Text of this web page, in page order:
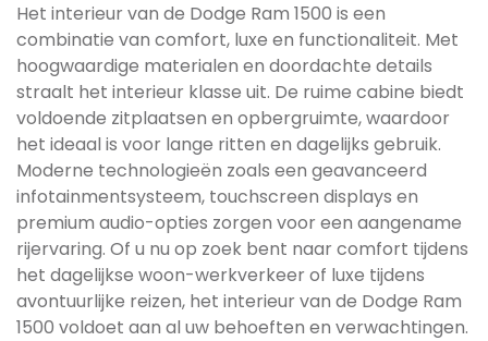
Het interieur van de Dodge Ram 1500 is een
combinatie van comfort, luxe en functionaliteit. Met
hoogwaardige materialen en doordachte details
straalt het interieur klasse uit. De ruime cabine biedt
voldoende zitplaatsen en opbergruimte, waardoor
het ideaal is voor lange ritten en dagelijks gebruik.
Moderne technologieën zoals een geavanceerd
infotainmentsysteem, touchscreen displays en
premium audio-opties zorgen voor een aangename
rijervaring. Of u nu op zoek bent naar comfort tijdens
het dagelijkse woon-werkverkeer of luxe tijdens
avontuurlijke reizen, het interieur van de Dodge Ram
1500 voldoet aan al uw behoeften en verwachtingen.